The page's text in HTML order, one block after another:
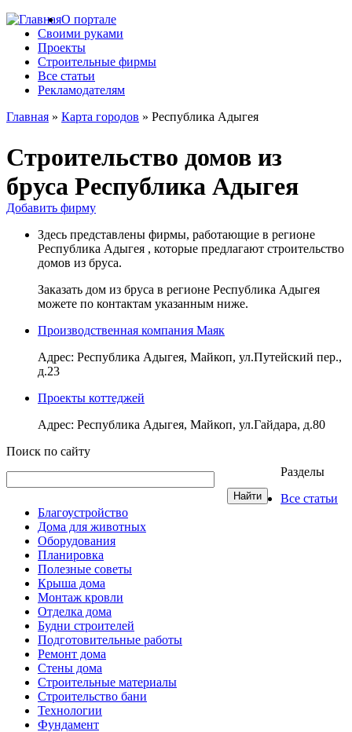
О портале
Своими руками
Проекты
Строительные фирмы
Все статьи
Рекламодателям
здесь
Главная » Карта городов » Республика Адыгея
Строительство домов из
бруса Республика Адыгея
Добавить фирму
Здесь представлены фирмы, работающие в регионе
Республика Адыгея , которые предлагают строительство
домов из бруса.
Заказать дом из бруса в регионе Республика Адыгея
можете по контактам указанным ниже.
Производственная компания Маяк
Адрес: Республика Адыгея, Майкоп, ул.Путейский пер.,
д.23
Проекты коттеджей
Адрес: Республика Адыгея, Майкоп, ул.Гайдара, д.80
Поиск по сайту
Разделы
Все статьи
Благоустройство
Дома для животных
Оборудования
Планировка
Полезные советы
Крыша дома
Монтаж кровли
Отделка дома
Будни строителей
Подготовительные работы
Ремонт дома
Стены дома
Строительные материалы
Строительство бани
Технологии
Фундамент